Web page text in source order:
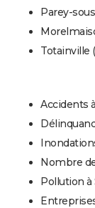
Parey-
Totainville
Accidents
Nombre
Pollution